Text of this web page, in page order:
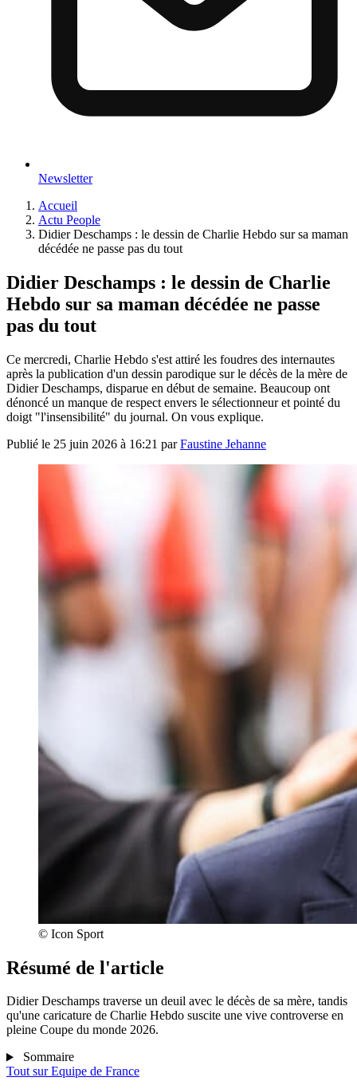
Newsletter
Accueil
Actu People
Didier Deschamps : le dessin de Charlie Hebdo sur sa maman
décédée ne passe pas du tout
Didier Deschamps : le dessin de Charlie
Hebdo sur sa maman décédée ne passe
pas du tout
Ce mercredi, Charlie Hebdo s'est attiré les foudres des internautes
après la publication d'un dessin parodique sur le décès de la mère de
Didier Deschamps, disparue en début de semaine. Beaucoup ont
dénoncé un manque de respect envers le sélectionneur et pointé du
doigt "l'insensibilité" du journal. On vous explique.
Publié le 25 juin 2026 à 16:21 parFaustine Jehanne
© Icon Sport
Résumé de l'article
Didier Deschamps traverse un deuil avec le décès de sa mère, tandis
qu'une caricature de Charlie Hebdo suscite une vive controverse en
pleine Coupe du monde 2026.
Sommaire
Tout surEquipe de France